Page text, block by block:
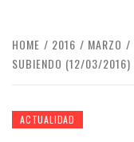
HOME 2016 MARZO
SUBIENDO (12/03/2016)
ACTUALIDAD